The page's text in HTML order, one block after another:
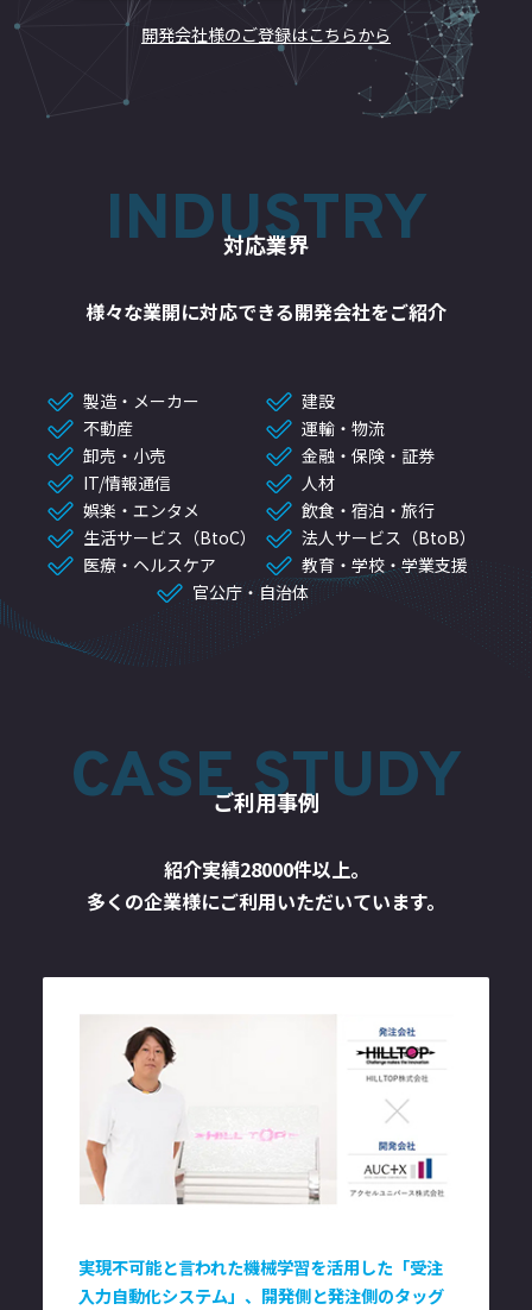
開発会社様のご登録はこちらから
INDUSTRY
対応業界
様々な業開に対応できる開発会社をご紹介
製造・メーカー
建設
不動産
運輸・物流
卸売・小売
金融・保険・証券
IT/情報通信
人材
娯楽・エンタメ
飲食・宿泊・旅行
生活サービス（BtoC）
法人サービス（BtoB）
医療・ヘルスケア
教育・学校・学業支援
官公庁・自治体
CASE STUDY
ご利用事例
紹介実績28000件以上。
多くの企業様にご利用いただいています。
実現不可能と言われた機械学習を活用した「受注
入力自動化システム」、開発側と発注側のタッグ